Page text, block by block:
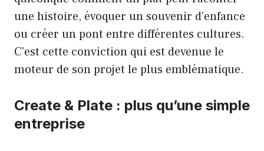
une histoire, évoquer un souvenir d’enfance
ou créer un pont entre différentes cultures.
C’est cette conviction qui est devenue le
moteur de son projet le plus emblématique.
Create & Plate : plus qu’une simple
entreprise